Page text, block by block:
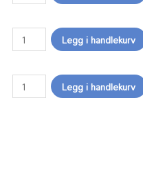
Legg i handlekurv
Legg i handlekurv